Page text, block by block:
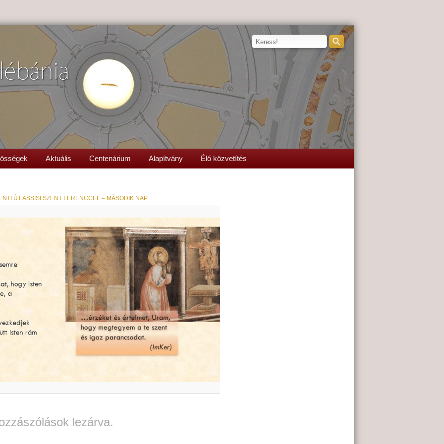
Aktuális Centenárium Alapítvány Élő közvetítés
ÚT ASSISI SZENT FERENCCEL – MÁSODIK NAP
lezárva.